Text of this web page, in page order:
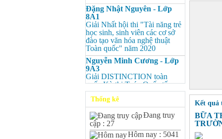
Đặng Nhật Nguyên - Lớp
8A1
Giải Nhất hội thi "Tài năng trẻ
học sinh, sinh viên các cơ sở
đào tạo văn hóa nghệ thuật
Toàn quốc" năm 2020
Nguyễn Minh Cương - Lớp
9A3
Giải DISTINCTION toàn
quốc Kỳ thi Toán Quốc tế
Kangaroo – IKMC 2020
Nguyễn Minh Cương - Lớp
9A3
Giải Ba kỳ thi chọn HSG cấp
tỉnh môn Toán.
Thống kê
Đang truy
cập : 27
Hôm nay : 5041
Kết quả
BỮA